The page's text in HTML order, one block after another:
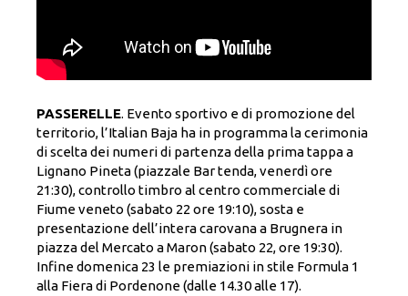
PASSERELLE. Evento sportivo e di promozione del
territorio, l’Italian Baja ha in programma la cerimonia
di scelta dei numeri di partenza della prima tappa a
Lignano Pineta (piazzale Bar tenda, venerdì ore
21:30), controllo timbro al centro commerciale di
Fiume veneto (sabato 22 ore 19:10), sosta e
presentazione dell’intera carovana a Brugnera in
piazza del Mercato a Maron (sabato 22, ore 19:30).
Infine domenica 23 le premiazioni in stile Formula 1
alla Fiera di Pordenone (dalle 14.30 alle 17).